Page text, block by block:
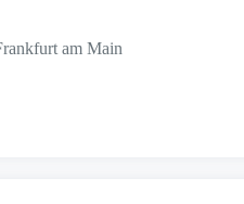
am Main